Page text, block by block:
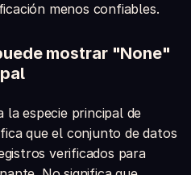
menos confiables.
mostrar "None"
especie principal de
que el conjunto de datos
verificados para